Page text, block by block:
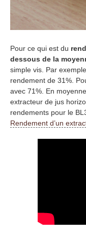
Pour ce qui est du
dessous de la
simple vis. Par
rendement de 31%.
avec 71%. En
extracteur de jus
rendements pour le
Rendement d’un